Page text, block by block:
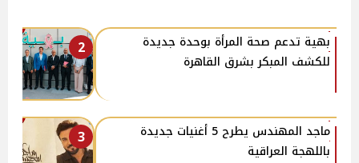
2
بهية تدعم صحة المرأة بوحدة جديدة
للكشف المبكر بشرق القاهرة
3
ماجد المهندس يطرح 5 أغنيات جديدة
باللهجة العراقية